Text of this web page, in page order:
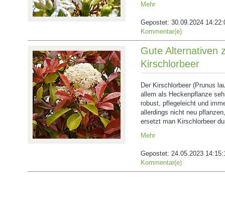
Mehr
Gepostet: 30.09.2024
Kommentar(e)
Gute Alternativen
Kirschlorbeer
Der Kirschlorbeer (Prunus
allem als Heckenpflanze
robust, pflegeleicht und
allerdings nicht neu
ersetzt man Kirschlorbeer
Mehr
Gepostet: 24.05.2023
Kommentar(e)